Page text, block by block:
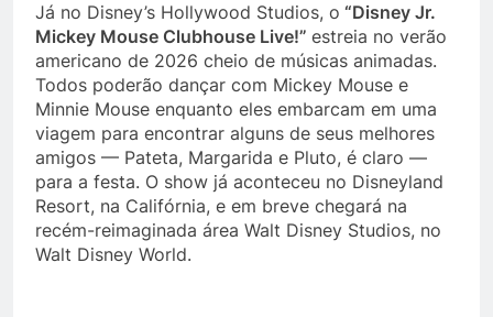
Já no Disney’s Hollywood Studios, o “Disney Jr.
Mickey Mouse Clubhouse Live!” estreia no verão
americano de 2026 cheio de músicas animadas.
Todos poderão dançar com Mickey Mouse e
Minnie Mouse enquanto eles embarcam em uma
viagem para encontrar alguns de seus melhores
amigos — Pateta, Margarida e Pluto, é claro —
para a festa. O show já aconteceu no Disneyland
Resort, na Califórnia, e em breve chegará na
recém-reimaginada área Walt Disney Studios, no
Walt Disney World.